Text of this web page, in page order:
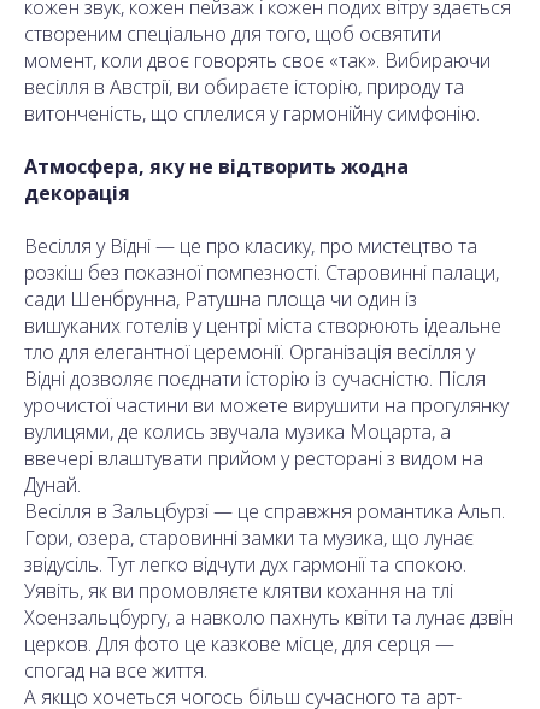
кожен звук, кожен пейзаж і кожен подих вітру здається
створеним спеціально для того, щоб освятити
момент, коли двоє говорять своє «так». Вибираючи
весілля в Австрії, ви обираєте історію, природу та
витонченість, що сплелися у гармонійну симфонію.
Атмосфера, яку не відтворить жодна
декорація
Весілля у Відні — це про класику, про мистецтво та
розкіш без показної помпезності. Старовинні палаци,
сади Шенбрунна, Ратушна площа чи один із
вишуканих готелів у центрі міста створюють ідеальне
тло для елегантної церемонії. Організація весілля у
Відні дозволяє поєднати історію із сучасністю. Після
урочистої частини ви можете вирушити на прогулянку
вулицями, де колись звучала музика Моцарта, а
ввечері влаштувати прийом у ресторані з видом на
Дунай.
Весілля в Зальцбурзі — це справжня романтика Альп.
Гори, озера, старовинні замки та музика, що лунає
звідусіль. Тут легко відчути дух гармонії та спокою.
Уявіть, як ви промовляєте клятви кохання на тлі
Хоензальцбургу, а навколо пахнуть квіти та лунає дзвін
церков. Для фото це казкове місце, для серця —
спогад на все життя.
А якщо хочеться чогось більш сучасного та арт-